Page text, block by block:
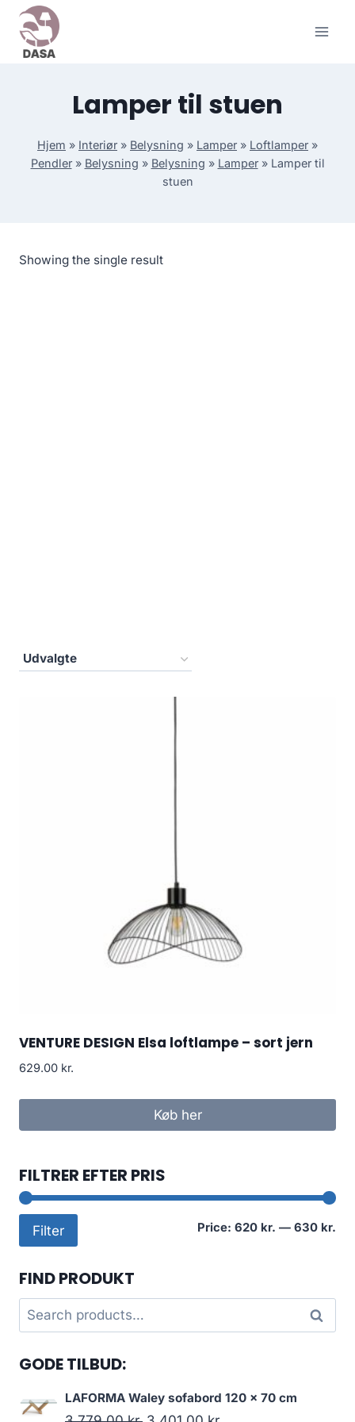
Skip
content
Lamper til stuen
Hjem » Interiør » Belysning » Lamper » Loftlamper »
Pendler» Belysning » Belysning » Lamper» Lamper til
stuen
Showing the single result
VENTURE DESIGN Elsa loftlampe – sort jern
629.00 kr.
Køb her
FILTRER EFTER PRIS
Filter Price: 620 kr. — 630 kr.
FIND PRODUKT
Search
for:
Search
GODE TILBUD:
LAFORMA Waley sofabord 120 x 70 cm